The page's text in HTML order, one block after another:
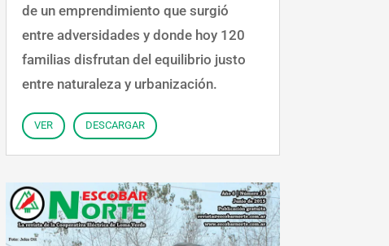
de un emprendimiento que surgió
entre adversidades y donde hoy 120
familias disfrutan del equilibrio justo
entre naturaleza y urbanización.
VER DESCARGAR